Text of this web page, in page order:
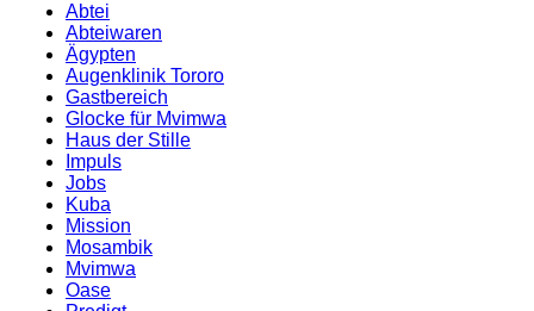
Abtei
Abteiwaren
Ägypten
Augenklinik Tororo
Gastbereich
Glocke für Mvimwa
Haus der Stille
Impuls
Jobs
Kuba
Mission
Mosambik
Mvimwa
Oase